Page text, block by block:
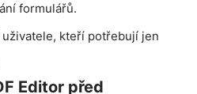
formulářů.
kteří potřebují jen
Editor před